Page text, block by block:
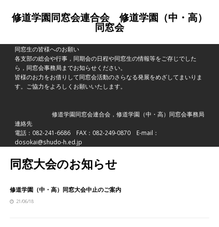
修道学園同窓会連合会 修道学園（中・高）
同窓会
同窓生の皆様へのお願い
各支部の総会や行事，同期会の日程や同窓生の情報等をご存じでした
ら，同窓会事務局までお知らせください。
皆様のお力をお借りして同窓会活動のさらなる発展をめざしてまいりま
す。ご協力をよろしくお願いいたします。
修道学園同窓会連合会，修道学園（中・高）同窓会事務局
連絡先
電話：082-241-6686 FAX：082-249-0870 E-mail：
dosokai@shudo-h.ed.jp
同窓大会のお知らせ
修道学園（中・高）同窓大会中止のご案内
21/06/18